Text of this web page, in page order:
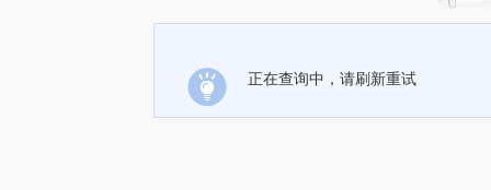
正在查询中，请刷新重试